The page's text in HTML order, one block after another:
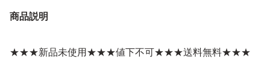
商品説明
★★★新品未使用★★★値下不可★★★送料無料★★★